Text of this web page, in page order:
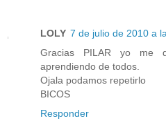
LOLY 7 de julio de 2010 a
Gracias PILAR yo me
aprendiendo de todos.
Ojala podamos repetirlo
BICOS
Responder